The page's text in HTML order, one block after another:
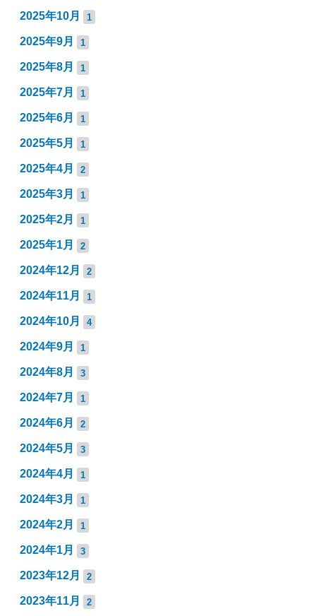
2025年10月 1
2025年9月 1
2025年8月 1
2025年7月 1
2025年6月 1
2025年5月 1
2025年4月 2
2025年3月 1
2025年2月 1
2025年1月 2
2024年12月 2
2024年11月 1
2024年10月 4
2024年9月 1
2024年8月 3
2024年7月 1
2024年6月 2
2024年5月 3
2024年4月 1
2024年3月 1
2024年2月 1
2024年1月 3
2023年12月 2
2023年11月 2